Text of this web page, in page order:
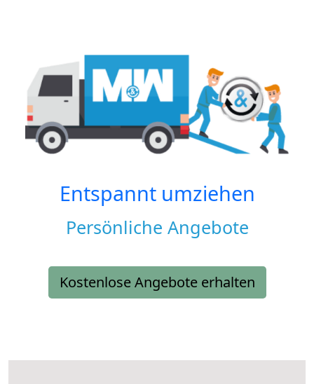
Entspannt umziehen
Persönliche Angebote
Kostenlose Angebote erhalten